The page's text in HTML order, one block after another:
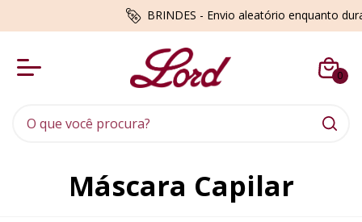
BRINDES - Envio aleatório enquanto
0
Máscara Capilar